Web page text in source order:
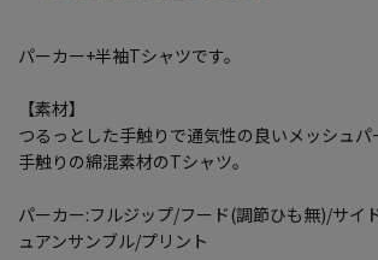
パーカー+半袖Tシャツです。
【素材】
つるっとした手触りで通気性の良いメッシュ
手触りの綿混素材のTシャツ。
パーカー:フルジップ/フード(調節ひも無)/サイ
ュアンサンブル/プリント